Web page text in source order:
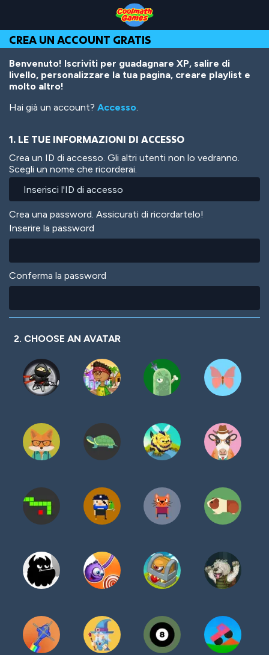
Top
of
Page
Navigation
Main
Content
Footer
contenuto
principale
CREA UN ACCOUNT GRATIS
Benvenuto! Iscriviti per guadagnare XP, salire di
livello, personalizzare la tua pagina, creare playlist e
molto altro!
Hai già un account? Accesso.
1. LE TUE INFORMAZIONI DI ACCESSO
Crea un ID di accesso. Gli altri utenti non lo vedranno.
Scegli un nome che ricorderai.
Crea una password. Assicurati di ricordartelo!
Inserire la password
Conferma la password
2. CHOOSE AN AVATAR